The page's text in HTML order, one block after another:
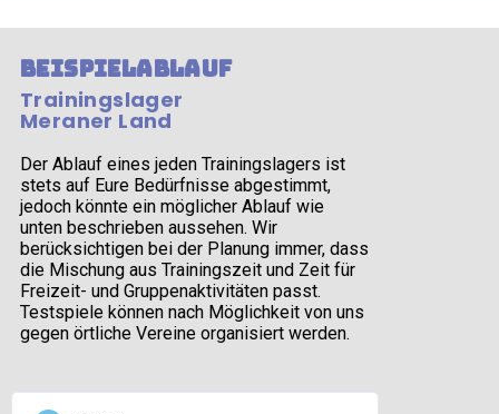
Beispielablauf
Trainingslager
Meraner Land
Der Ablauf eines jeden Trainingslagers ist
stets auf Eure Bedürfnisse abgestimmt,
jedoch könnte ein möglicher Ablauf wie
unten beschrieben aussehen. Wir
berücksichtigen bei der Planung immer, dass
die Mischung aus Trainingszeit und Zeit für
Freizeit- und Gruppenaktivitäten passt.
Testspiele können nach Möglichkeit von uns
gegen örtliche Vereine organisiert werden.